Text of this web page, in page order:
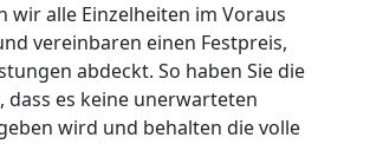
wir alle Einzelheiten im Voraus
vereinbaren einen Festpreis,
abdeckt. So haben Sie die
dass es keine unerwarteten
wird und behalten die volle